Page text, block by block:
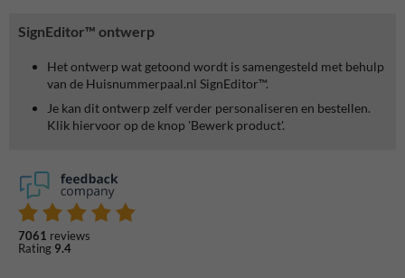
SignEditor™ ontwerp
Het ontwerp wat getoond wordt is samengesteld met behulp
van de Huisnummerpaal.nl SignEditor™.
Je kan dit ontwerp zelf verder personaliseren en bestellen.
Klik hiervoor op de knop 'Bewerk product'.
7061 reviews
Rating 9.4